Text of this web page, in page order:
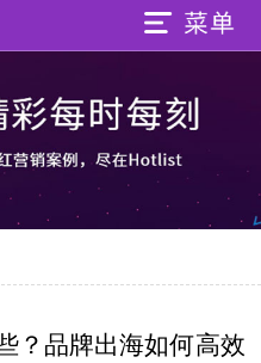
？品牌出海如何高效